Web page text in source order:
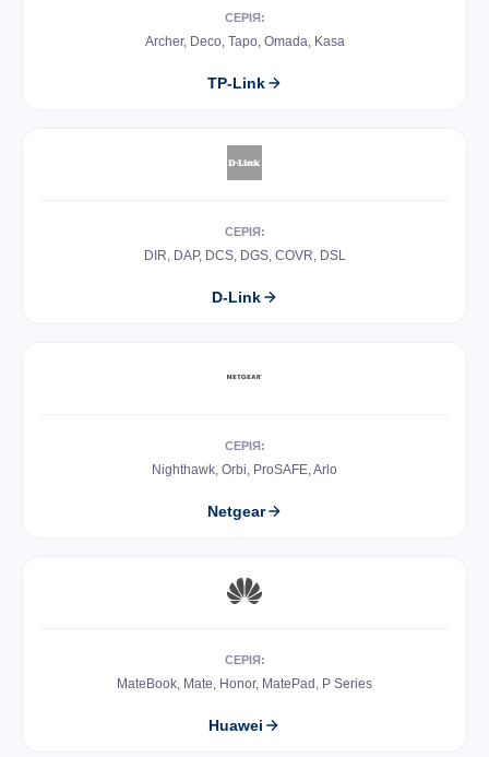
СЕРІЯ:
Archer, Deco, Tapo, Omada, Kasa
TP-Link
СЕРІЯ:
DIR, DAP, DCS, DGS, COVR, DSL
D-Link
СЕРІЯ:
Nighthawk, Orbi, ProSAFE, Arlo
Netgear
СЕРІЯ:
MateBook, Mate, Honor, MatePad, P Series
Huawei